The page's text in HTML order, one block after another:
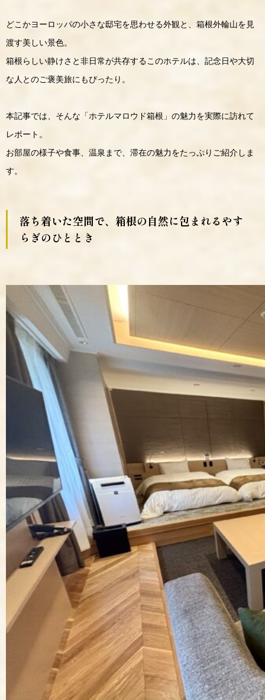
どこかヨーロッパの小さな邸宅を思わせる外観と、箱根外輪山を見
渡す美しい景色。
箱根らしい静けさと非日常が共存するこのホテルは、記念日や大切
な人とのご褒美旅にもぴったり。
本記事では、そんな「ホテルマロウド箱根」の魅力を実際に訪れて
レポート。
お部屋の様子や食事、温泉まで、滞在の魅力をたっぷりご紹介しま
す。
落ち着いた空間で、箱根の自然に包まれるやす
らぎのひととき